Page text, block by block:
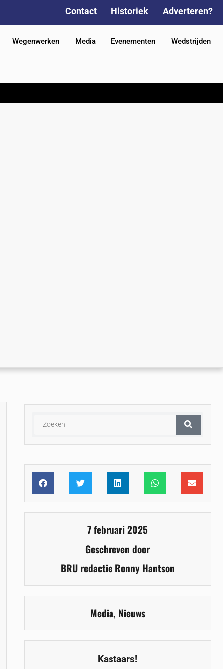
Contact Historiek Adverteren?
Wegenwerken Media Evenementen Wedstrijden
7 februari 2025
Geschreven door
BRU redactie Ronny Hantson
Media, Nieuws
Kastaars!